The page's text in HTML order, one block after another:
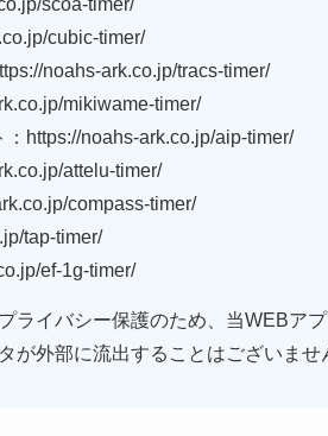
scoa-timer/
cubic-timer/
noahs-ark.co.jp/tracs-timer/
mikiwame-timer/
https://noahs-ark.co.jp/aip-timer/
attelu-timer/
compass-timer/
tap-timer/
ef-1g-timer/
ライバシー保護のため、当WEBア
が外部に流出することはございませ